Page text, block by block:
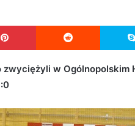
Pinterest Reddit
zwyciężyli w